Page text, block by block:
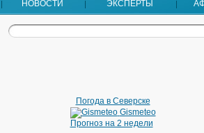
НОВОСТИ ЭКСПЕРТЫ
Погода в Северске
Gismeteo
Прогноз на 2 недели